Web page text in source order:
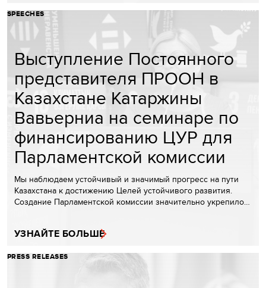
SPEECHES
Выступление Постоянного
представителя ПРООН в
Казахстане Катаржины
Вавьерниа на семинаре по
финансированию ЦУР для
Парламентской комиссии
Мы наблюдаем устойчивый и значимый прогресс на пути
Казахстана к достижению Целей устойчивого развития.
Создание Парламентской комиссии значительно укрепило…
УЗНАЙТЕ БОЛЬШЕ
PRESS RELEASES